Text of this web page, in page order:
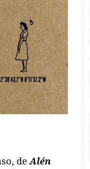
deAlén